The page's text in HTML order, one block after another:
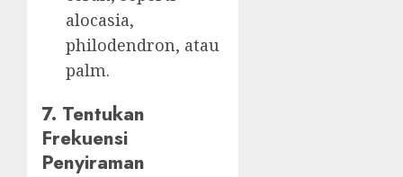
alocasia,
philodendron, atau
palm.
7. Tentukan
Frekuensi
Penyiraman